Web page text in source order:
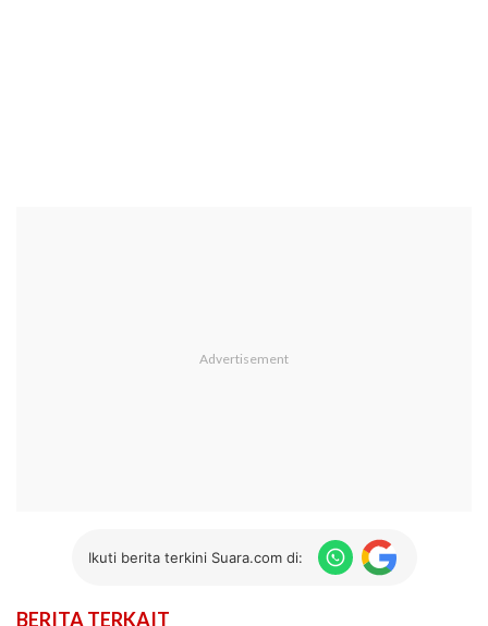
Ikuti berita terkini Suara.com di:
BERITA TERKAIT